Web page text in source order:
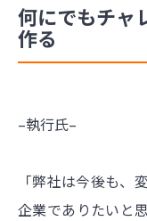
何にでもチャ
作る
–執行氏–
「弊社は今後も、
企業でありたいと